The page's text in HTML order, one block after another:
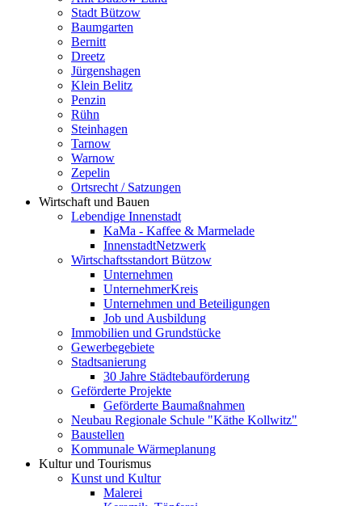
Stadt Bützow
Baumgarten
Bernitt
Dreetz
Jürgenshagen
Klein Belitz
Penzin
Rühn
Steinhagen
Tarnow
Warnow
Zepelin
Ortsrecht / Satzungen
Wirtschaft und Bauen
Lebendige Innenstadt
KaMa - Kaffee & Marmelade
InnenstadtNetzwerk
Wirtschaftsstandort Bützow
Unternehmen
UnternehmerKreis
Unternehmen und Beteiligungen
Job und Ausbildung
Immobilien und Grundstücke
Gewerbegebiete
Stadtsanierung
30 Jahre Städtebauförderung
Geförderte Projekte
Geförderte Baumaßnahmen
Neubau Regionale Schule "Käthe Kollwitz"
Baustellen
Kommunale Wärmeplanung
Kultur und Tourismus
Kunst und Kultur
Malerei